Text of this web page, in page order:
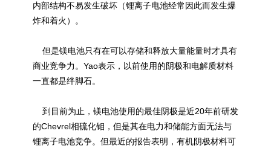
内部结构不易发生破坏（锂离子电池经常因此而发生爆
炸和着火）。
但是镁电池只有在可以存储和释放大量能量时才具有
商业竞争力。Yao表示，以前使用的阴极和电解质材料
一直都是绊脚石。
到目前为止，镁电池使用的最佳阴极是近20年前研发
的Chevrel相硫化钼，但是其在电力和储能方面无法与
锂离子电池竞争。但最近的报告表明，有机阴极材料可